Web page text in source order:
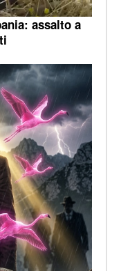
assalto a